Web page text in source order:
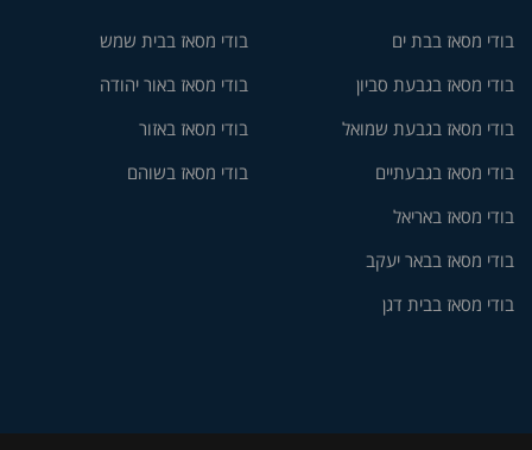
בודי מסאז בבת ים
בודי מסאז בגבעת סביון
בודי מסאז בגבעת שמואל
בודי מסאז בגבעתיים
בודי מסאז באריאל
בודי מסאז בבאר יעקב
בודי מסאז בבית דגן
בודי מסאז בבית שמש
בודי מסאז באור יהודה
בודי מסאז באזור
בודי מסאז בשוהם